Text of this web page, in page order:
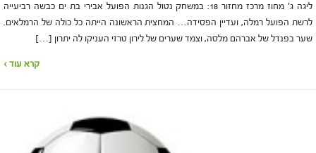
ליגה ג' מחוז מרכז מחזור 18: במשחק נטול הגנות הפועל אבירי בת ים כבשה רביעייה
לרשת הפועל רמלה, ועדיין הפסידה… המחצית הראשונה הייתה כל כולה של הרמלאים.
שער בפנדל של אברהם מלסה, וצמד שערים של לירון טרזי העניקו לה יתרון […]
קרא עוד ›